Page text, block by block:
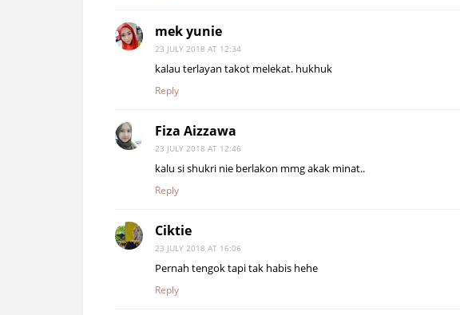
mek yunie
23 JULY 2018 AT 12:34
kalau terlayan takot melekat. hukhuk
Reply
Fiza Aizzawa
23 JULY 2018 AT 12:46
kalu si shukri nie berlakon mmg akak minat..
Reply
Ciktie
23 JULY 2018 AT 16:06
Pernah tengok tapi tak habis hehe
Reply